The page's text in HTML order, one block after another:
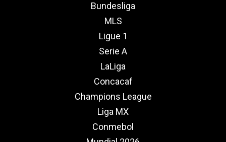
Bundesliga
MLS
Ligue 1
Serie A
LaLiga
Concacaf
Champions League
Liga MX
Conmebol